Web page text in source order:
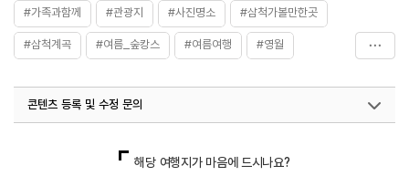
#가족과함께 #관광지 #사진명소 #삼척가볼만한곳
#삼척계곡 #여름_숲캉스 #여름여행 #영월
콘텐츠 등록 및 수정 문의
해당 여행지가 마음에 드시나요?